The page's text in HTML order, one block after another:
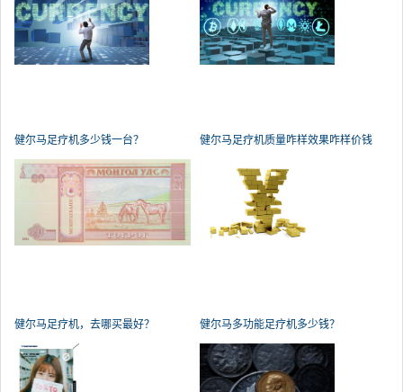
健尔马足疗机多少钱一台？ 健尔马足疗机质量咋样效果咋样价钱
健尔马足疗机，去哪买最好？ 健尔马多功能足疗机多少钱？